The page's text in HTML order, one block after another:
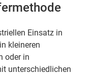
Einsatz in
kleineren
oder in
unterschiedlichen